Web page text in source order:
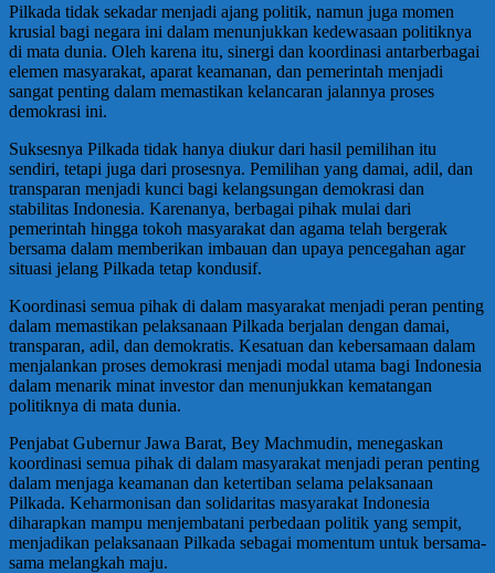
Pilkada tidak sekadar menjadi ajang politik, namun juga momen
krusial bagi negara ini dalam menunjukkan kedewasaan politiknya
di mata dunia. Oleh karena itu, sinergi dan koordinasi antarberbagai
elemen masyarakat, aparat keamanan, dan pemerintah menjadi
sangat penting dalam memastikan kelancaran jalannya proses
demokrasi ini.
Suksesnya Pilkada tidak hanya diukur dari hasil pemilihan itu
sendiri, tetapi juga dari prosesnya. Pemilihan yang damai, adil, dan
transparan menjadi kunci bagi kelangsungan demokrasi dan
stabilitas Indonesia. Karenanya, berbagai pihak mulai dari
pemerintah hingga tokoh masyarakat dan agama telah bergerak
bersama dalam memberikan imbauan dan upaya pencegahan agar
situasi jelang Pilkada tetap kondusif.
Koordinasi semua pihak di dalam masyarakat menjadi peran penting
dalam memastikan pelaksanaan Pilkada berjalan dengan damai,
transparan, adil, dan demokratis. Kesatuan dan kebersamaan dalam
menjalankan proses demokrasi menjadi modal utama bagi Indonesia
dalam menarik minat investor dan menunjukkan kematangan
politiknya di mata dunia.
Penjabat Gubernur Jawa Barat, Bey Machmudin, menegaskan
koordinasi semua pihak di dalam masyarakat menjadi peran penting
dalam menjaga keamanan dan ketertiban selama pelaksanaan
Pilkada. Keharmonisan dan solidaritas masyarakat Indonesia
diharapkan mampu menjembatani perbedaan politik yang sempit,
menjadikan pelaksanaan Pilkada sebagai momentum untuk bersama-
sama melangkah maju.